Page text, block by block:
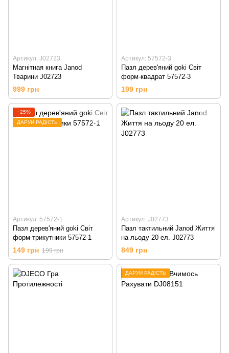
Артикул: J02723
Магнітная книга Janod
Тварини J02723
999 грн
Артикул: 57572-3
Пазл дерев'яний goki Світ
форм-квадрат 57572-3
199 грн
−25%
ДАРУЙ РАДІСТЬ
Артикул: 57572-1
Пазл дерев'яний goki Світ
форм-трикутники 57572-1
149 грн 199 грн
Артикул: J02773
Пазл тактильний Janod Життя
на льоду 20 ел. J02773
849 грн
ДАРУЙ РАДІСТЬ